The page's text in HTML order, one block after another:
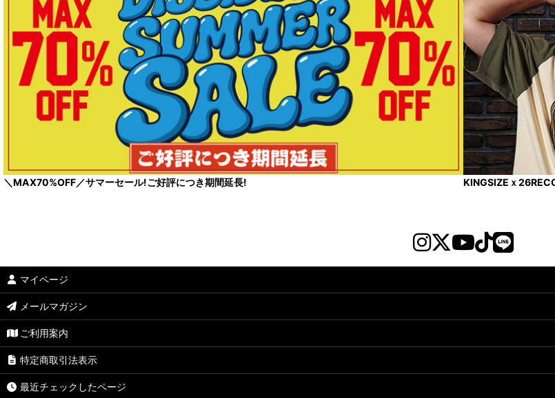
＼MAX70%OFF／サマーセール!ご好評につき期間延長! KINGSIZEｘ
マイページ
メールマガジン
ご利用案内
特定商取引法表示
最近チェックしたページ